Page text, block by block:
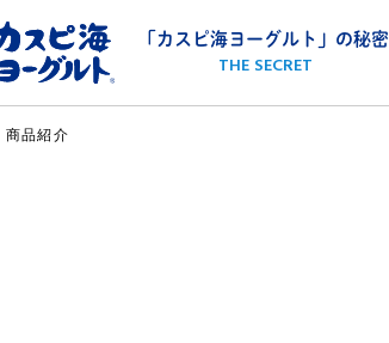
「カスピ海ヨーグルト」の秘密
THE SECRET
商品紹介